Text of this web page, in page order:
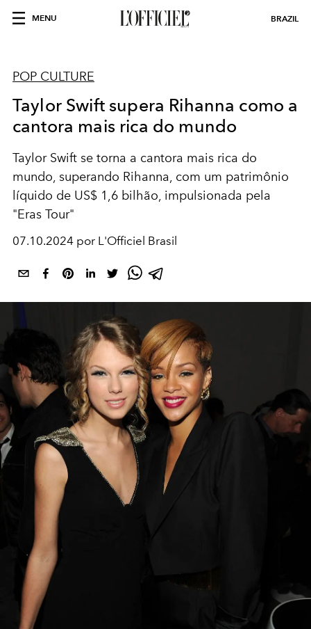
MENU BRAZIL
POP CULTURE
Taylor Swift supera Rihanna como a
cantora mais rica do mundo
Taylor Swift se torna a cantora mais rica do
mundo, superando Rihanna, com um patrimônio
líquido de US$ 1,6 bilhão, impulsionada pela
"Eras Tour"
07.10.2024 por L'Officiel Brasil